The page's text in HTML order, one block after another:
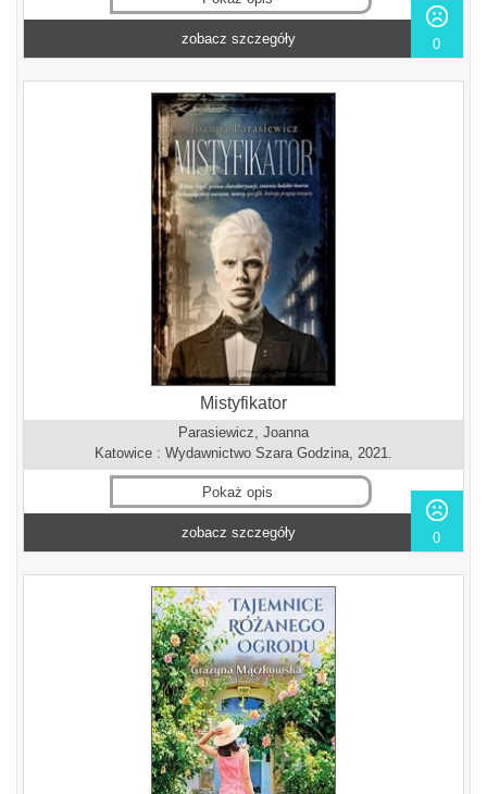
0
zobacz szczegóły
Mistyfikator
Parasiewicz, Joanna
Katowice : Wydawnictwo Szara Godzina, 2021.
Pokaż opis
0
zobacz szczegóły